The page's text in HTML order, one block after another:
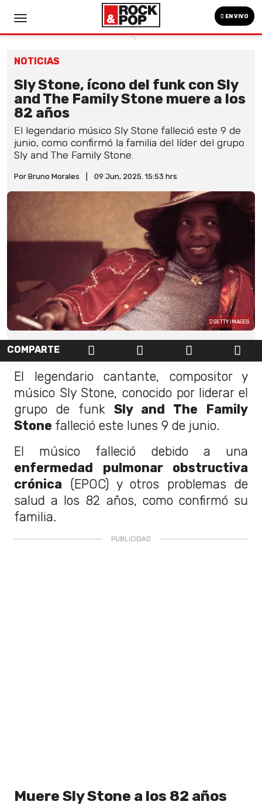
EN VIVO
NOTICIAS
Sly Stone, ícono del funk con Sly
and The Family Stone muere a los
82 años
El legendario músico Sly Stone falleció este 9 de
junio, como confirmó la familia del líder del grupo
Sly and The Family Stone.
Por Bruno Morales 09 Jun, 2025. 15:53 hrs
GETTY IMAGES
COMPARTE
El legendario cantante, compositor y
músico Sly Stone, conocido por liderar el
grupo de funk Sly and The Family
Stone falleció este lunes 9 de junio.
El músico falleció debido a una
enfermedad pulmonar obstructiva
crónica (EPOC) y otros problemas de
salud a los 82 años, como confirmó su
familia.
Muere Sly Stone a los 82 años